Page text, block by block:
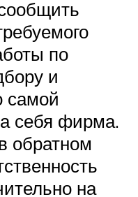
по
и
самой
себя фирма.
обратном
на